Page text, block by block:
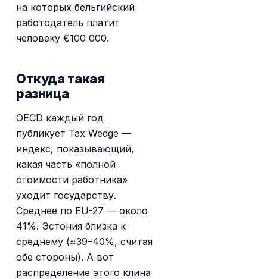
на которых бельгийский
работодатель платит
человеку €100 000.
Откуда такая
разница
OECD каждый год
публикует Tax Wedge —
индекс, показывающий,
какая часть «полной
стоимости работника»
уходит государству.
Среднее по EU-27 — около
41%. Эстония близка к
среднему (≈39–40%, считая
обе стороны). А вот
распределение этого клина